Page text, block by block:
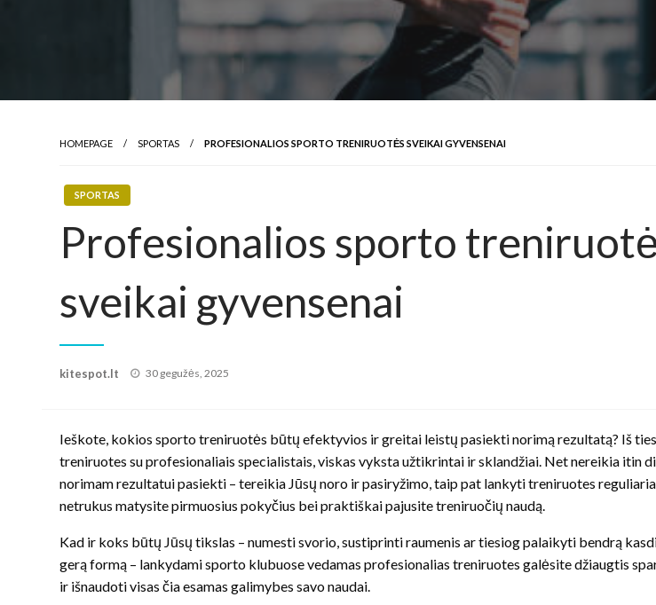
HOMEPAGE SPORTAS PROFESIONALIOS SPORTO TRENIRUOTĖS SVEIKAI GYVENSENAI
SPORTAS
Profesionalios sporto
sveikai gyvensenai
kitespot.lt
Posted
30 gegužės, 2025
Ieškote, kokios sporto treniruotės būtų efektyvios ir greitai leistų pasiekti norimą rezultatą? Iš
treniruotes su profesionaliais specialistais, viskas vyksta užtikrintai ir sklandžiai. Net nereikia itin
norimam rezultatui pasiekti – tereikia Jūsų noro ir pasiryžimo, taip pat lankyti treniruotes
netrukus matysite pirmuosius pokyčius bei praktiškai pajusite treniruočių naudą.
Kad ir koks būtų Jūsų tikslas – numesti svorio, sustiprinti raumenis ar tiesiog palaikyti bendrą
gerą formą – lankydami sporto klubuose vedamas profesionalias treniruotes galėsite džiaugtis
ir išnaudoti visas čia esamas galimybes savo naudai.